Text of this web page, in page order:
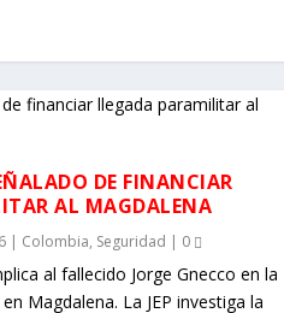
DE FINANCIAR
AL MAGDALENA
| Colombia, Seguridad | 0
al fallecido Jorge Gnecco en la
Magdalena. La JEP investiga la